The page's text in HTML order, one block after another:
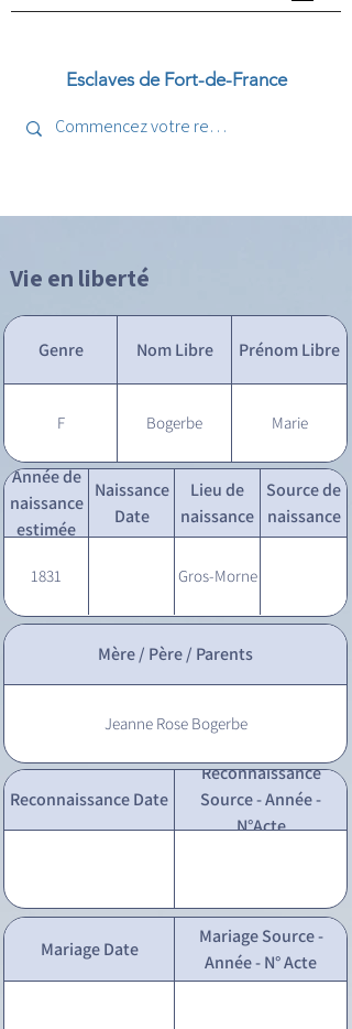
Esclaves de Fort-de-France
Vie en liberté
Genre Nom Libre Prénom Libre
F Bogerbe Marie
Année de
naissance
estimée
Naissance
Date
Lieu de
naissance
Source de
naissance
1831 Gros-Morne
Mère / Père / Parents
Jeanne Rose Bogerbe
Reconnaissance Date
Reconnaissance
Source - Année -
N°Acte
Mariage Date
Mariage Source -
Année - N° Acte